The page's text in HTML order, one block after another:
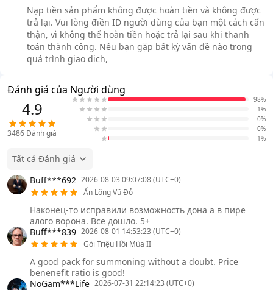
Nạp tiền sản phẩm không được hoàn tiền và không được
trả lại. Vui lòng điền ID người dùng của bạn một cách cẩn
thận, vì không thể hoàn tiền hoặc trả lại sau khi thanh
toán thành công. Nếu bạn gặp bất kỳ vấn đề nào trong
quá trình giao dịch,
Đánh giá của Người dùng
4.9
3486Đánh giá
98%
1%
0%
0%
1%
Tất cả Đánh giá
Buff***692 2026-08-03 09:07:08 (UTC+0)
Ấn Lông Vũ Đỏ
Наконец-то исправили возможность дона а в пире
алого ворона. Все дошло. 5+
Buff***839 2026-08-01 14:53:23 (UTC+0)
Gói Triệu Hồi Mùa II
A good pack for summoning without a doubt. Price
benenefit ratio is good!
NoGam***Life 2026-07-31 22:14:23 (UTC+0)